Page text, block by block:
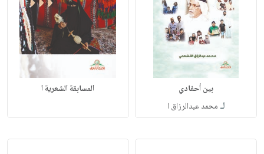
بين أحفادي
لـ محمد عبدالرزاق ا
المسابقة الشعرية ا